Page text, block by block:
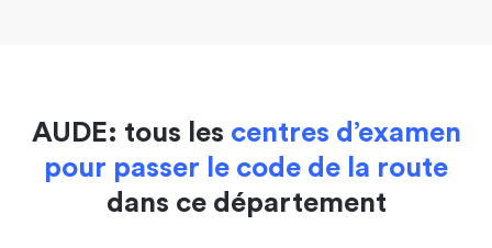
AUDE: tous les centres d’examen
pour passer le code de la route
dans ce département